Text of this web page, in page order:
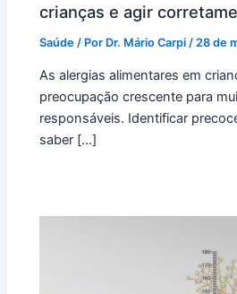
crianças e agir
Saúde / Por Dr. Mário Carpi / 28 de
As alergias alimentares em
preocupação crescente para
responsáveis. Identificar
saber […]